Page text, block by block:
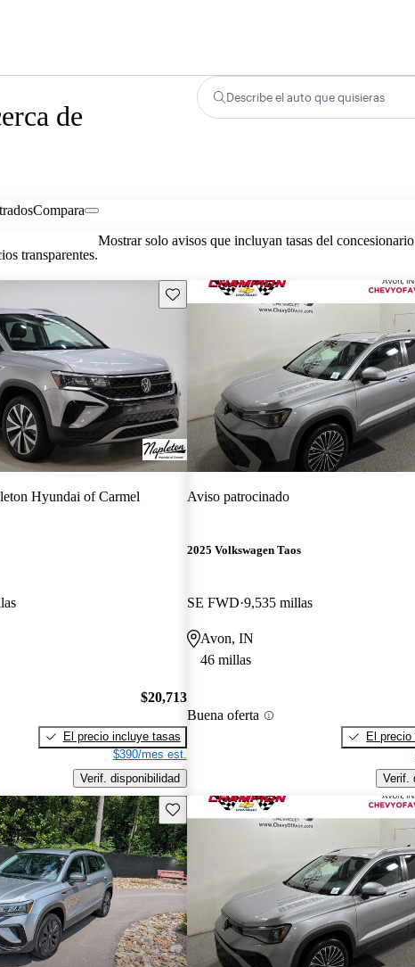
de
Describe el auto que quisieras
Compara
transparentes.
Mostrar solo avisos que incluyan tasas del concesionario
Guarda este Aviso
Hyundai of Carmel
$20,713
El precio incluye tasas
$390/mes est.
Verif. disponibilidad
Aviso patrocinado
2025 Volkswagen Taos
SE FWD 9,535 millas
Avon, IN
46 millas
Buena oferta
El
Verif.
Guarda este Aviso